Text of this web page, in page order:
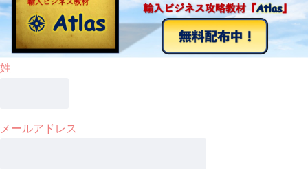
姓
メールアドレス